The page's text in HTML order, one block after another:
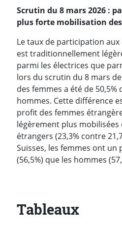
Scrutin du 8 mars 2026 :
plus forte mobilisation
Le taux de participation
est traditionnellement
parmi les électrices que
lors du scrutin du 8 mars
des femmes a été de 50,5%
hommes. Cette différence
profit des femmes
légèrement plus mobilisées
étrangers (23,3% contre
Suisses, les femmes ont un
(56,5%) que les hommes
Tableaux